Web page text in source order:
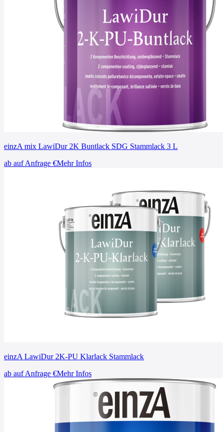
einzA mix LawiDur 2K Buntlack SDG Stammlack 3 L
ab auf Anfrage €Mehr Infos
einzA LawiDur 2K-PU Klarlack Stammlack
ab auf Anfrage €Mehr Infos